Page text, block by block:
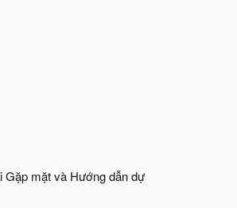
Gặp mặt và Hướng dẫn dự